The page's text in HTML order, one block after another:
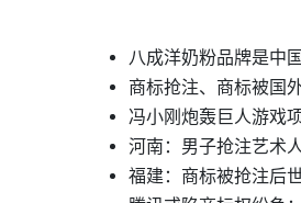
八成洋奶粉品牌是中
商标抢注、商标被国
冯小刚炮轰巨人游戏
河南：男子抢注艺术
福建：商标被抢注后